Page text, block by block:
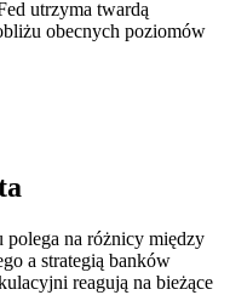
utrzyma twardą
obecnych poziomów
polega na różnicy między
a strategią banków
reagują na bieżące